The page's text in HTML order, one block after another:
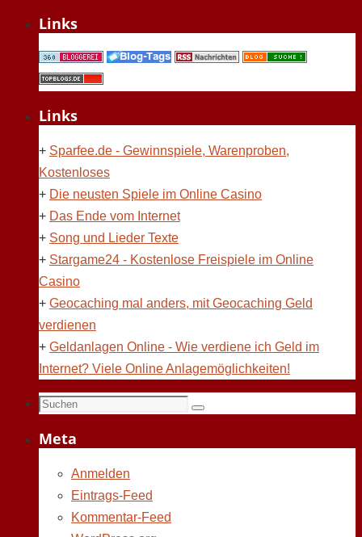
Links
Links
+ Sparfee.de - Gewinnspiele, Warenproben,
Kostenloses
+ Die neusten Spiele im Online Casino
+ Das Ende vom Internet
+ Song und Lieder Texte
+ Stargame24 - Kostenlose Freispiele im Online
Casino
+ Geocaching mal anders, mit Geocaching Geld
verdienen
+ Geldanlagen Online - Wie verdiene ich Geld im
Internet? Viele Online Anlagemöglichkeiten!
Suchen
Suchen
Meta
Anmelden
Eintrags-Feed
Kommentar-Feed